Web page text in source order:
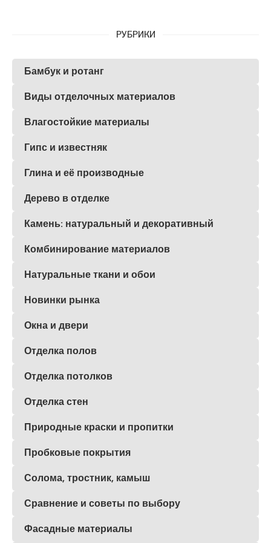
РУБРИКИ
Бамбук и ротанг
Виды отделочных материалов
Влагостойкие материалы
Гипс и известняк
Глина и её производные
Дерево в отделке
Камень: натуральный и декоративный
Комбинирование материалов
Натуральные ткани и обои
Новинки рынка
Окна и двери
Отделка полов
Отделка потолков
Отделка стен
Природные краски и пропитки
Пробковые покрытия
Солома, тростник, камыш
Сравнение и советы по выбору
Фасадные материалы